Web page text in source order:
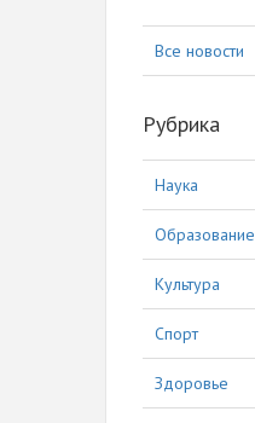
Все новости
Рубрика
Наука
Образование
Культура
Спорт
Здоровье